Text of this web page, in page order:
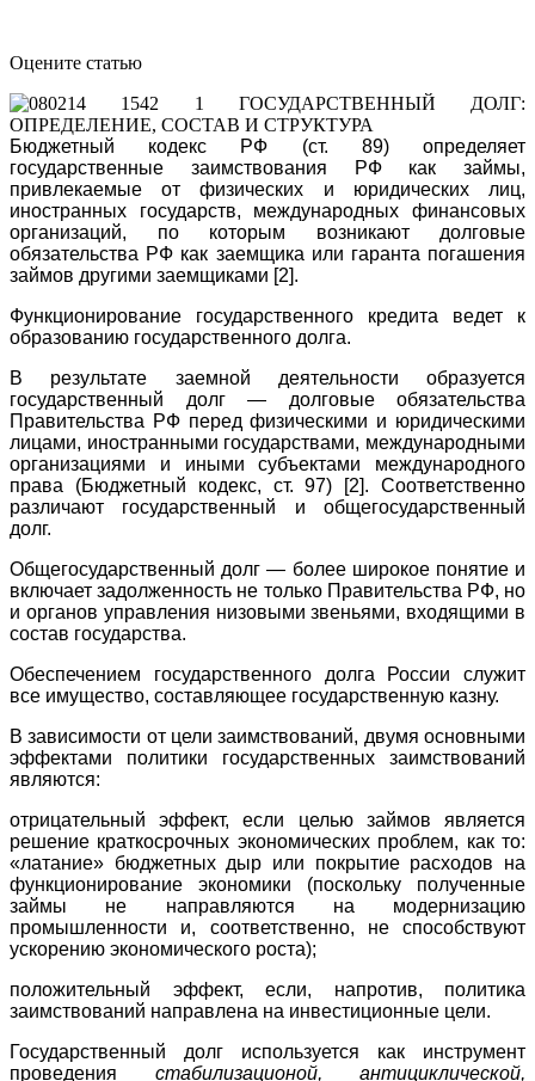
Оцените статью
Бюджетный кодекс РФ (ст. 89) определяет
государственные заимствования РФ как займы,
привлекаемые от физических и юридических лиц,
иностранных государств, международных финансовых
организаций, по которым возникают долговые
обязательства РФ как заемщика или гаранта погашения
займов другими заемщиками [2].
Функционирование государственного кредита ведет к
образованию государственного долга.
В результате заемной деятельности образуется
государственный долг — долговые обязательства
Правительства РФ перед физическими и юридическими
лицами, иностранными государствами, международными
организациями и иными субъектами международного
права (Бюджетный кодекс, ст. 97) [2]. Соответственно
различают государственный и общегосударственный
долг.
Общегосударственный долг — более широкое понятие и
включает задолженность не только Правительства РФ, но
и органов управления низовыми звеньями, входящими в
состав государства.
Обеспечением государственного долга России служит
все имущество, составляющее государственную казну.
В зависимости от цели заимствований, двумя основными
эффектами политики государственных заимствований
являются:
отрицательный эффект, если целью займов является
решение краткосрочных экономических проблем, как то:
«латание» бюджетных дыр или покрытие расходов на
функционирование экономики (поскольку полученные
займы не направляются на модернизацию
промышленности и, соответственно, не способствуют
ускорению экономического роста);
положительный эффект, если, напротив, политика
заимствований направлена на инвестиционные цели.
Государственный долг используется как инструмент
проведения стабилизационой, антициклической,